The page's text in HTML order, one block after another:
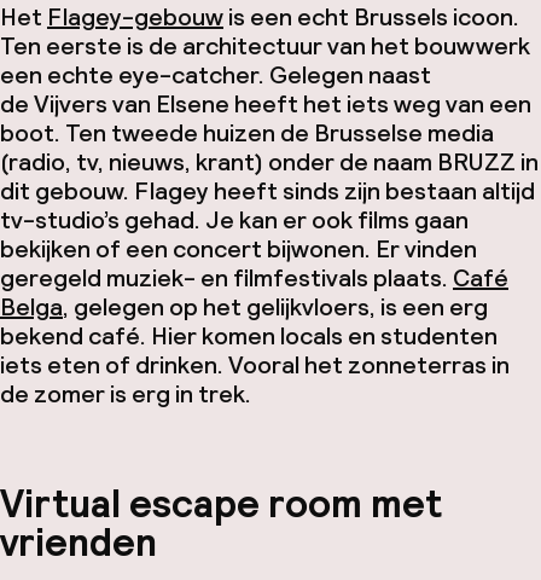
Het Flagey-gebouwis een echt Brussels icoon.
Ten eerste is de architectuur van het bouwwerk
een echte eye-catcher. Gelegen naast
de Vijvers van Elsene heeft het iets weg van een
boot. Ten tweede huizen de Brusselse media
(radio, tv, nieuws, krant) onder de naam BRUZZ in
dit gebouw. Flagey heeft sinds zijn bestaan altijd
tv-studio’s gehad. Je kan er ook films gaan
bekijken of een concert bijwonen. Er vinden
geregeld muziek- en filmfestivals plaats. Café
Belga, gelegen op het gelijkvloers, is een erg
bekend café. Hier komen locals en studenten
iets eten of drinken. Vooral het zonneterras in
de zomer is erg in trek.
Virtual escape room met
vrienden